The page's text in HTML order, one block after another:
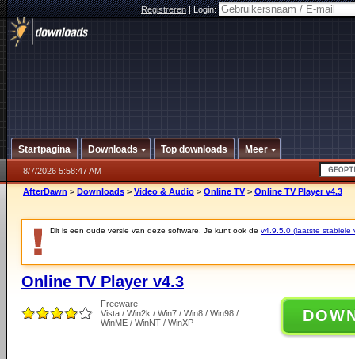
Registreren|Login:
Startpagina Downloads Top downloads Meer
8/7/2026 5:58:47 AM
AfterDawn > Downloads > Video & Audio > Online TV > Online TV Player v4.3
Dit is een oude versie van deze software. Je kunt ook de v4.9.5.0 (laatste stabiele
Online TV Player v4.3
Freeware
Vista / Win2k / Win7 / Win8 / Win98 /
WinME / WinNT / WinXP